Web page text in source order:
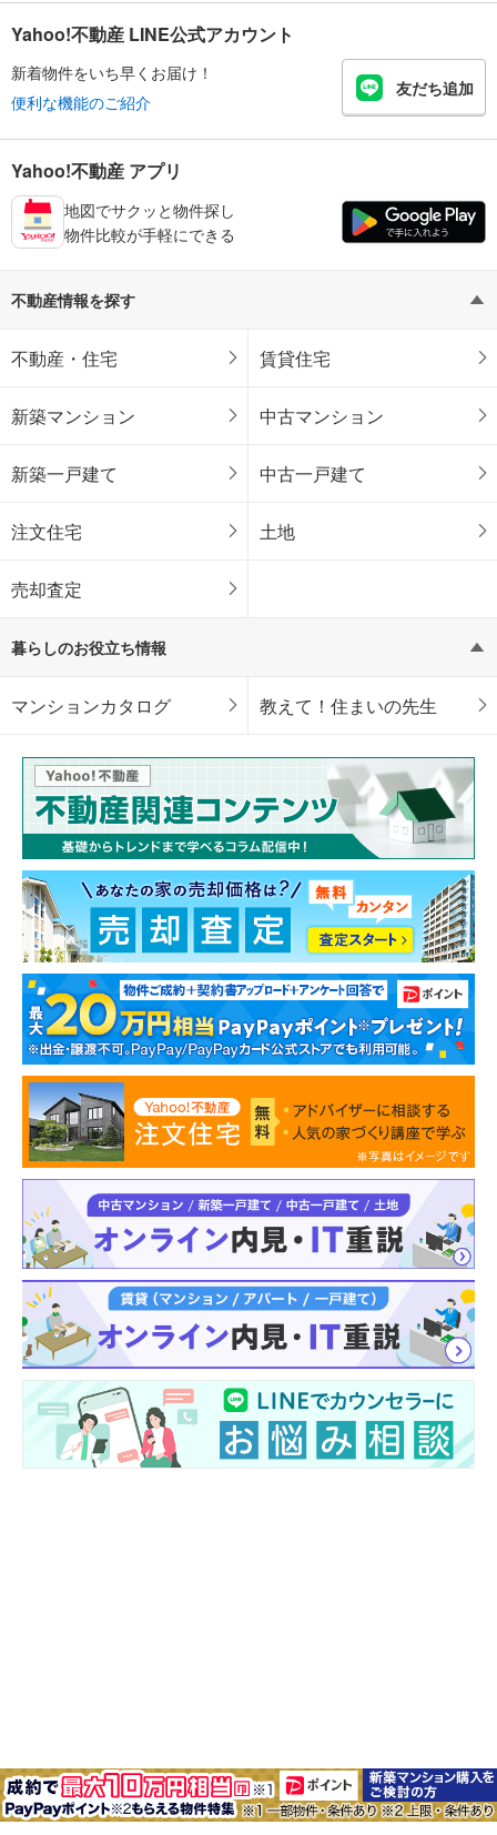
Yahoo!不動産 LINE公式アカウント
新着物件をいち早くお届け！
便利な機能のご紹介
友だち追加
Yahoo!不動産 アプリ
地図でサクッと物件探し
物件比較が手軽にできる
不動産情報を探す
不動産・住宅 賃貸住宅
新築マンション 中古マンション
新築一戸建て 中古一戸建て
注文住宅 土地
売却査定
暮らしのお役立ち情報
マンションカタログ 教えて！住まいの先生